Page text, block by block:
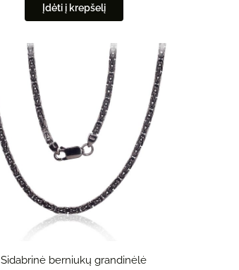
Įdėti į krepšelį
Sidabrinė berniukų grandinėlė